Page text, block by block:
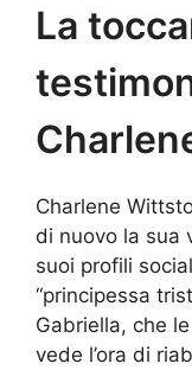
La
Charlene
di nuovo la sua
suoi profili
“principessa
Gabriella, che
vede l’ora di